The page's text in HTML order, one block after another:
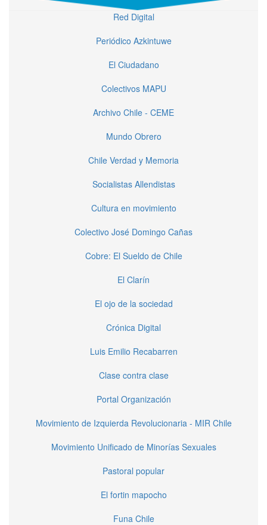
Red Digital
Periódico Azkintuwe
El Ciudadano
Colectivos MAPU
Archivo Chile - CEME
Mundo Obrero
Chile Verdad y Memoria
Socialistas Allendistas
Cultura en movimiento
Colectivo José Domingo Cañas
Cobre: El Sueldo de Chile
El Clarín
El ojo de la sociedad
Crónica Digital
Luis Emilio Recabarren
Clase contra clase
Portal Organización
Movimiento de Izquierda Revolucionaria - MIR Chile
Movimiento Unificado de Minorías Sexuales
Pastoral popular
El fortin mapocho
Funa Chile